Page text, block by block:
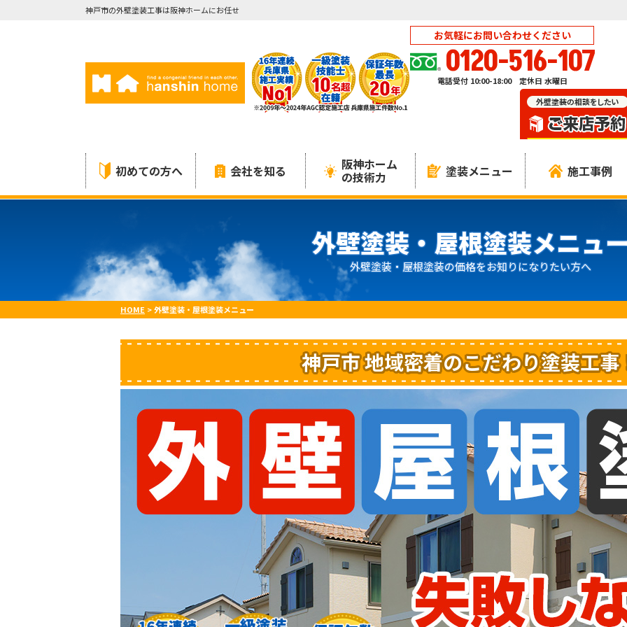
神戸市の外壁塗装工事は阪神ホームにお任せ
お気軽にお問い合わせください
0120-516-107
電話受付 10:00-18:00 定休日 水曜日
初めての方へ 会社を知る 阪神ホーム
の技術力 塗装メニュー 施工事例
外壁塗装・屋根塗装メニュ
外壁塗装・屋根塗装の価格をお知りになりたい方へ
HOME >外壁塗装・屋根塗装メニュー
神戸市 地域密着のこだわり塗装工事